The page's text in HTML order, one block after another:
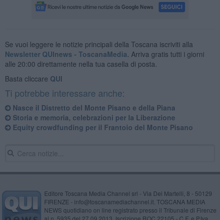
Se vuoi leggere le notizie principali della Toscana iscriviti alla
Newsletter QUInews - ToscanaMedia. Arriva gratis tutti i giorni
alle 20:00 direttamente nella tua casella di posta.
Basta cliccare QUI
Ti potrebbe interessare anche:
Nasce il Distretto del Monte Pisano e della Piana
Storia e memoria, celebrazioni per la Liberazione
Equity crowdfunding per il Frantoio del Monte Pisano
Editore Toscana Media Channel srl - Via Dei Martelli, 8 - 50129
FIRENZE - info@toscanamediachannel.it. TOSCANA MEDIA
NEWS quotidiano on line registrato presso il Tribunale di Firenze
al n. 5935 del 27.09.2013. Iscrizione ROC 22105 - C.F. e P.Iva